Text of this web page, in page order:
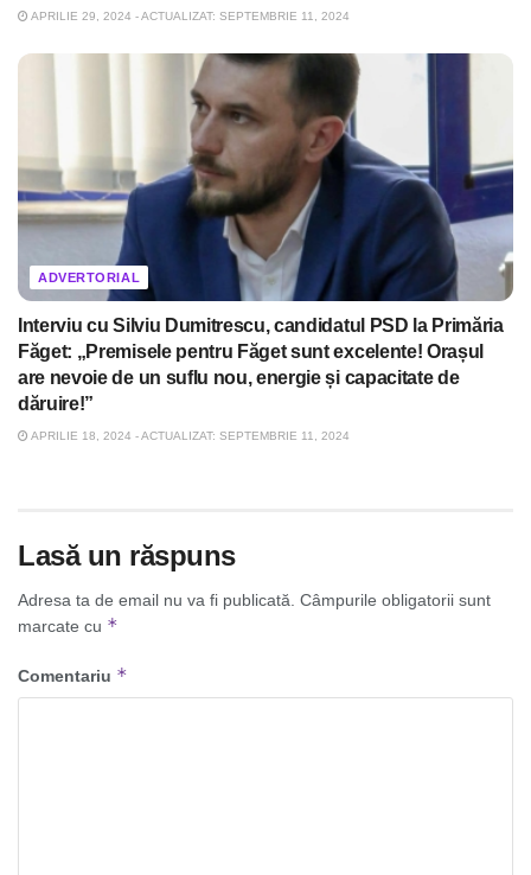
APRILIE 29, 2024 - ACTUALIZAT: SEPTEMBRIE 11, 2024
ADVERTORIAL
Interviu cu Silviu Dumitrescu, candidatul PSD la Primăria
Făget: „Premisele pentru Făget sunt excelente! Orașul
are nevoie de un suflu nou, energie și capacitate de
dăruire!”
APRILIE 18, 2024 - ACTUALIZAT: SEPTEMBRIE 11, 2024
Lasă un răspuns
Adresa ta de email nu va fi publicată. Câmpurile obligatorii sunt
marcate cu *
Comentariu *